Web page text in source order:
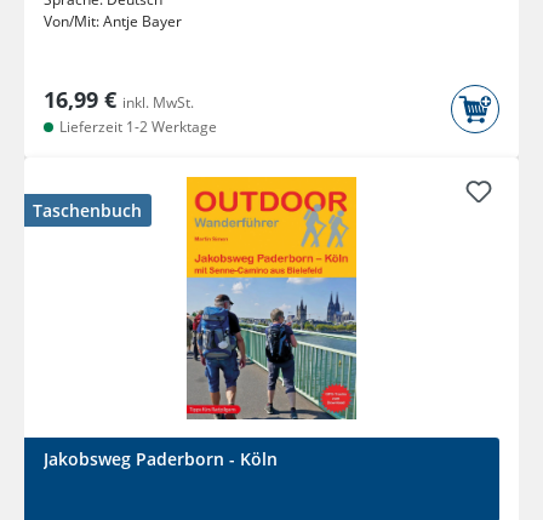
Von/Mit:Antje Bayer
16,99 € inkl. MwSt.
Lieferzeit 1-2 Werktage
Taschenbuch
Jakobsweg Paderborn - Köln